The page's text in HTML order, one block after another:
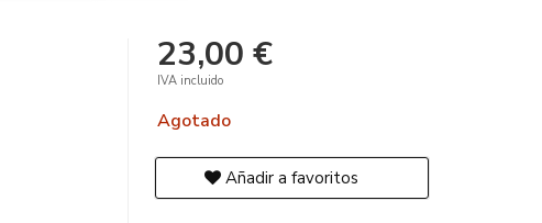
23,00 €
IVA incluido
Agotado
Añadir a favoritos